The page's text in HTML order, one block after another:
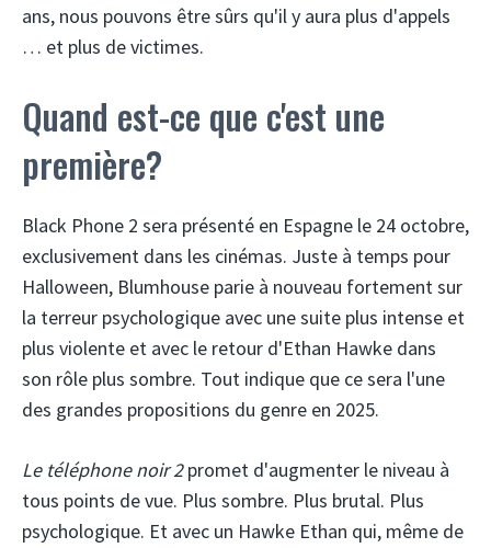
ans, nous pouvons être sûrs qu'il y aura plus d'appels
… et plus de victimes.
Quand est-ce que c'est une
première?
Black Phone 2 sera présenté en Espagne le 24 octobre,
exclusivement dans les cinémas. Juste à temps pour
Halloween, Blumhouse parie à nouveau fortement sur
la terreur psychologique avec une suite plus intense et
plus violente et avec le retour d'Ethan Hawke dans
son rôle plus sombre. Tout indique que ce sera l'une
des grandes propositions du genre en 2025.
Le téléphone noir 2promet d'augmenter le niveau à
tous points de vue. Plus sombre. Plus brutal. Plus
psychologique. Et avec un Hawke Ethan qui, même de